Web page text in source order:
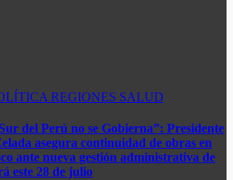
REGIONES SALUD
del Perú no se Gobierna”: Presidente
asegura continuidad de obras en
ante nueva gestión administrativa de
este 28 de julio